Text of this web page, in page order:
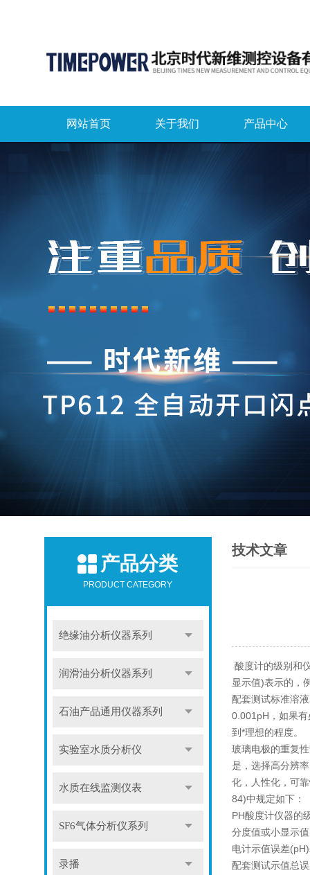
网站首页 关于我们 产品中心
产品分类
PRODUCT CATEGORY
绝缘油分析仪器系列
润滑油分析仪器系列
石油产品通用仪器系列
实验室水质分析仪
水质在线监测仪表
SF6气体分析仪系列
录播
技术文章
酸度计的级别和
显示值)表示的，
配套测试标准溶
0.001pH，如果
到*理想的程度。
玻璃电极的重复
是，选择高分辨
化，人性化，可
84)中规定如下：
PH酸度计仪器的
分度值或小显示
电计示值误差
配套测试示值总